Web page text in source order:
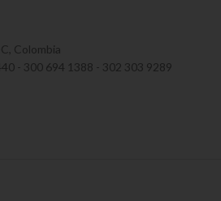
Colombia
- 300 694 1388 - 302 303 9289